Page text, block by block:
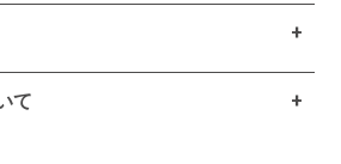
て